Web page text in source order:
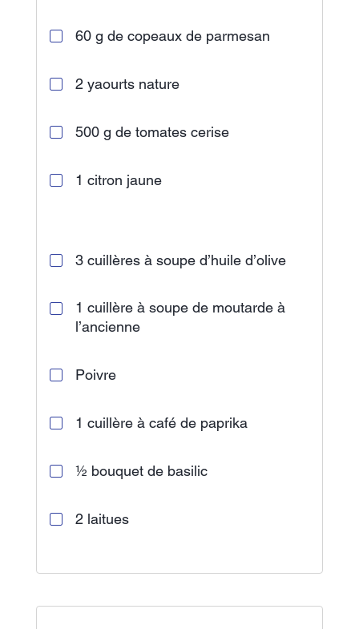
60 g de copeaux de parmesan
2 yaourts nature
500 g de tomates cerise
1 citron jaune
3 cuillères à soupe d’huile d’olive
1 cuillère à soupe de moutarde à
l’ancienne
Poivre
1 cuillère à café de paprika
½ bouquet de basilic
2 laitues